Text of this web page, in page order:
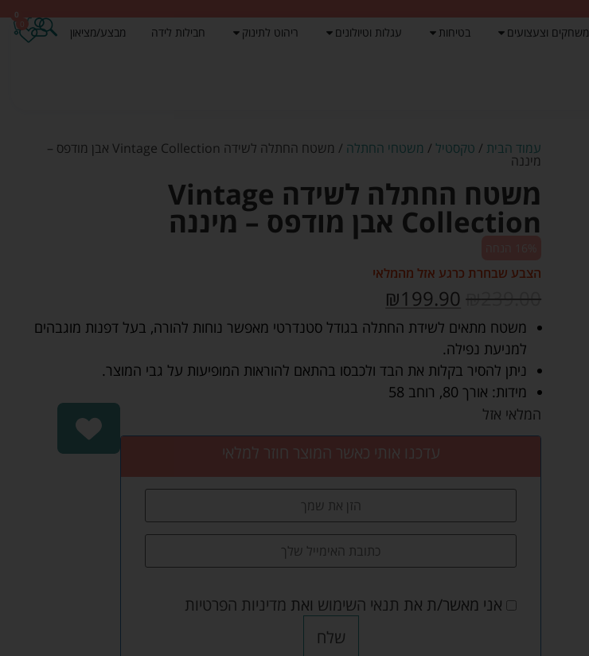
משחקים וצעצועים בטיחות עגלות וטיולונים ריהוט לתינוק חבילות לידה מבצע/מציאון
0
עמוד הבית / טקסטיל / משטחי החתלה / משטח החתלה לשידה Vintage Collection אבן מודפס –
מיננה
משטח החתלה לשידה Vintage
Collection אבן מודפס – מיננה
הצבע שבחרת כרגע אזל מהמלאי
₪239.00
₪199.90
משטח מתאים לשידת החתלה בגודל סטנדרטי מאפשר נוחות להורה, בעל דפנות מוגבהים
למניעת נפילה.
ניתן להסיר בקלות את הבד ולכבסו בהתאם להוראות המופיעות על גבי המוצר.
מידות: אורך 80, רוחב 58
המלאי אזל
עדכנו אותי כאשר המוצר חוזר למלאי
אני מאשר/ת את תנאי השימוש ואת מדיניות הפרטיות
שלח